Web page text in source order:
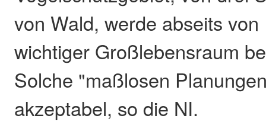
von Wald, werde abseits
wichtiger Großlebensraum
Solche "maßlosen
akzeptabel, so die NI.